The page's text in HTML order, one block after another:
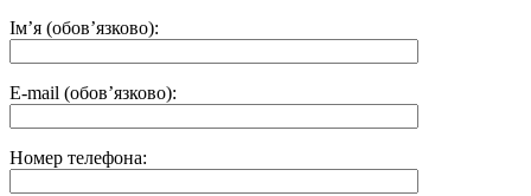
Ім’я (обов’язково):
E-mail (обов’язково):
Номер телефона: